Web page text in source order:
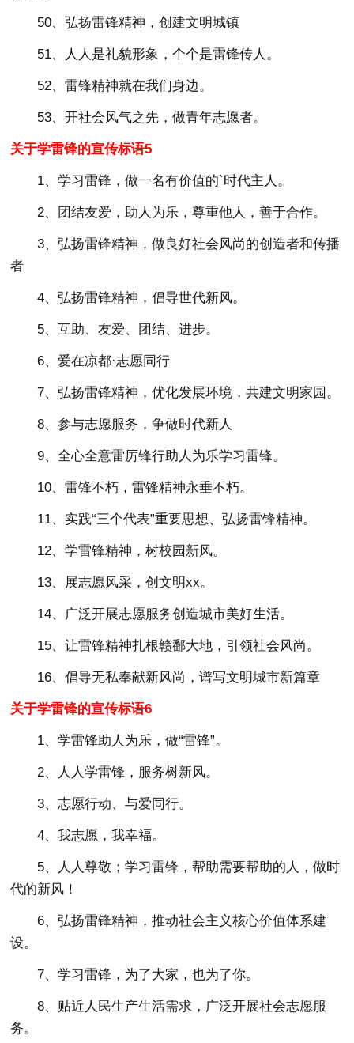
50、弘扬雷锋精神，创建文明城镇
51、人人是礼貌形象，个个是雷锋传人。
52、雷锋精神就在我们身边。
53、开社会风气之先，做青年志愿者。
关于学雷锋的宣传标语5
1、学习雷锋，做一名有价值的`时代主人。
2、团结友爱，助人为乐，尊重他人，善于合作。
3、弘扬雷锋精神，做良好社会风尚的创造者和传播
者
4、弘扬雷锋精神，倡导世代新风。
5、互助、友爱、团结、进步。
6、爱在凉都·志愿同行
7、弘扬雷锋精神，优化发展环境，共建文明家园。
8、参与志愿服务，争做时代新人
9、全心全意雷厉锋行助人为乐学习雷锋。
10、雷锋不朽，雷锋精神永垂不朽。
11、实践“三个代表”重要思想、弘扬雷锋精神。
12、学雷锋精神，树校园新风。
13、展志愿风采，创文明xx。
14、广泛开展志愿服务创造城市美好生活。
15、让雷锋精神扎根赣鄱大地，引领社会风尚。
16、倡导无私奉献新风尚，谱写文明城市新篇章
关于学雷锋的宣传标语6
1、学雷锋助人为乐，做“雷锋”。
2、人人学雷锋，服务树新风。
3、志愿行动、与爱同行。
4、我志愿，我幸福。
5、人人尊敬；学习雷锋，帮助需要帮助的人，做时
代的新风！
6、弘扬雷锋精神，推动社会主义核心价值体系建
设。
7、学习雷锋，为了大家，也为了你。
8、贴近人民生产生活需求，广泛开展社会志愿服
务。